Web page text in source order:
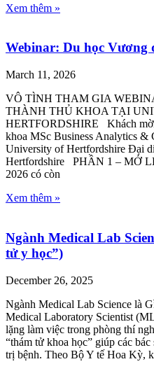
Xem thêm »
Webinar: Du học Vương
March 11, 2026
VÔ TÌNH THAM GIA
THÀNH THỦ KHOA TẠI
HERTFORDSHIRE Khách
khoa MSc Business Analytics &
University of Hertfordshire Đại
Hertfordshire PHẦN 1 – MỞ
2026 có còn
Xem thêm »
Ngành Medical Lab
tử y học”)
December 26, 2025
Ngành Medical Lab Science là
Medical Laboratory Scientist
lặng làm việc trong phòng thí
“thám tử khoa học” giúp các
trị bệnh. Theo Bộ Y tế Hoa Kỳ,